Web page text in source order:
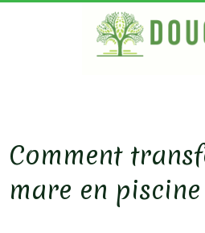
Comment
mare en